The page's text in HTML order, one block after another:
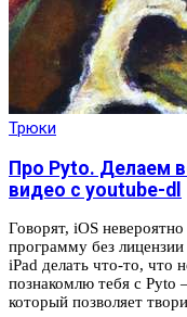
Трюки
Про Pyto. Делаем
видео с youtube-dl
Говорят, iOS
программу без лицензии
iPad делать что-то, что
познакомлю тебя с Pyto
который позволяет